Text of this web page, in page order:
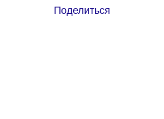
Поделиться